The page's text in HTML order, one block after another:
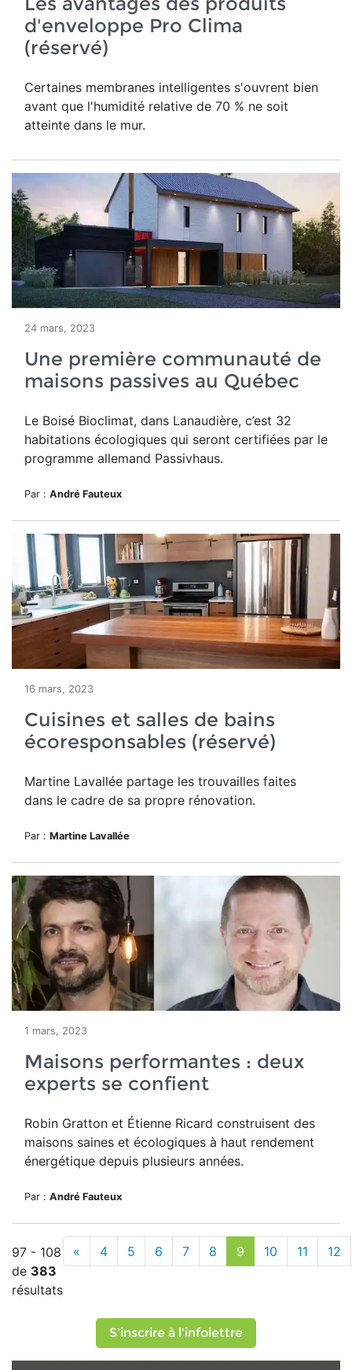
d'enveloppe Pro Clima
(réservé)
Certaines membranes intelligentes s'ouvrent bien
avant que l'humidité relative de 70 % ne soit
atteinte dans le mur.
24 mars, 2023
Une première communauté de
maisons passives au Québec
Le Boisé Bioclimat, dans Lanaudière, c’est 32
habitations écologiques qui seront certifiées par le
programme allemand Passivhaus.
Par : André Fauteux
16 mars, 2023
Cuisines et salles de bains
écoresponsables (réservé)
Martine Lavallée partage les trouvailles faites
dans le cadre de sa propre rénovation.
Par : Martine Lavallée
1 mars, 2023
Maisons performantes : deux
experts se confient
Robin Gratton et Étienne Ricard construisent des
maisons saines et écologiques à haut rendement
énergétique depuis plusieurs années.
Par : André Fauteux
97 - 108
de 383
résultats
« 4 5 6 7 8 9 10 11 12
S'inscrire à l'infolettre